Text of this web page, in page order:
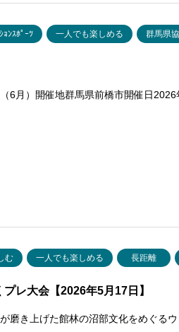
ｮﾝｽﾎﾟｰﾂ 一人でも楽しめる 群馬県
6月）開催地群馬県前橋市開催日
む 一人でも楽しめる 長距離
レ大会【2026年5月17日】
磨き上げた館林の沼部文化をめぐる